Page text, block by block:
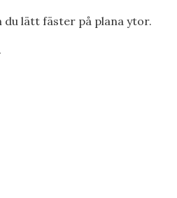
lätt fäster på plana ytor.